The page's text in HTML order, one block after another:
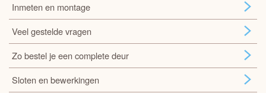
Inmeten en montage
Veel gestelde vragen
Zo bestel je een complete deur
Sloten en bewerkingen